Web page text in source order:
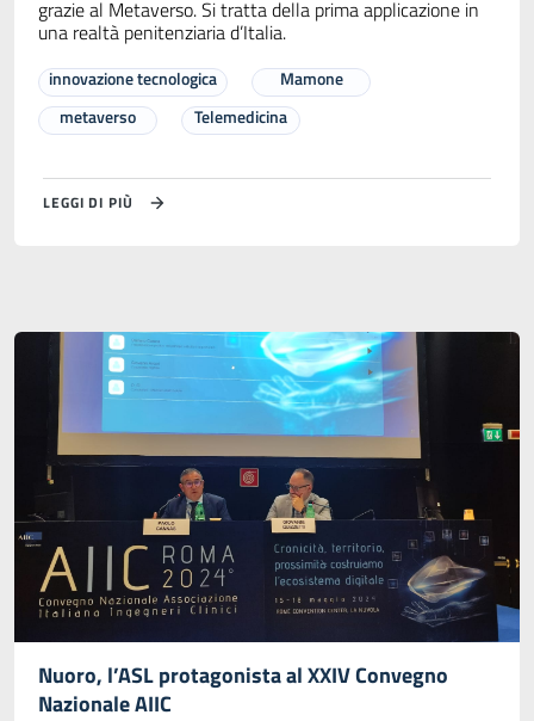
grazie al Metaverso. Si tratta della prima applicazione in
una realtà penitenziaria d’Italia.
innovazione tecnologica
Mamone
metaverso
Telemedicina
LEGGI DI PIÙ
Nuoro, l’ASL protagonista al XXIV Convegno
Nazionale AIIC